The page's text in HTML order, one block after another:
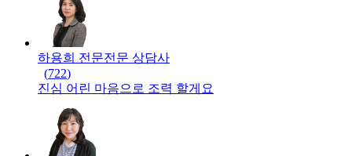
하용희 전문전문 상담사
(722)
진심 어린 마음으로 조력 할게요